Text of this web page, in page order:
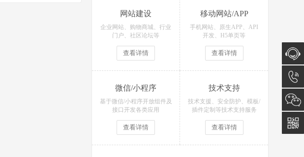
网站建设
企业网站、购物商城、行业
门户、社区论坛等
查看详情
移动网站/APP
手机网站、原生APP、API
开发、H5单页等
查看详情
微信/小程序
基于微信/小程序开放组件及
接口开发各类应用
查看详情
技术支持
技术支援、安全防护、模板/
插件定制等技术支持服务
查看详情
在线咨
询